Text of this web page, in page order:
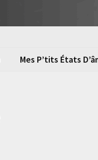
Mes P’tits États